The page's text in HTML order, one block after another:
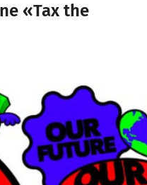
«Tax the